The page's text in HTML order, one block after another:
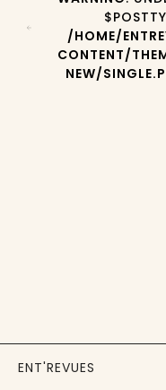
/HOME/
CONTENT/
NEW/
ENT'REVUES